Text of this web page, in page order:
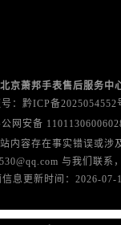
北京萧邦手表售后服务中
： 黔ICP备2025054552
网安备
内容存在事实错误或涉
与我们联系
息更新时间：2026-07-